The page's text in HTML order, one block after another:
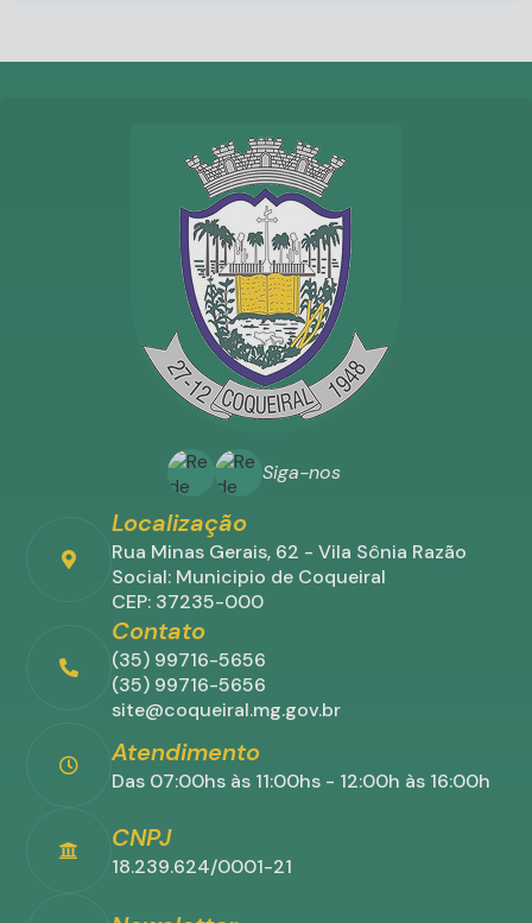
Siga-nos
Localização
Rua Minas Gerais, 62 - Vila Sônia Razão
Social: Municipio de Coqueiral
CEP: 37235-000
Contato
(35) 99716-5656
(35) 99716-5656
site@coqueiral.mg.gov.br
Atendimento
Das 07:00hs às 11:00hs - 12:00h às 16:00h
CNPJ
18.239.624/0001-21